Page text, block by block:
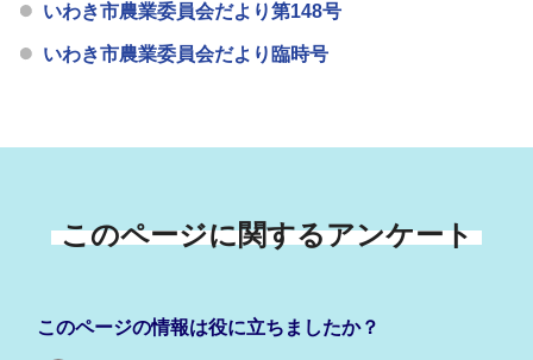
いわき市農業委員会だより第148号
いわき市農業委員会だより臨時号
このページに関するアンケート
このページの情報は役に立ちましたか？